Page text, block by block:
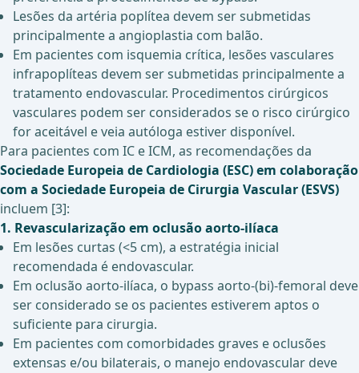
Lesões da artéria poplítea devem ser submetidas
principalmente a angioplastia com balão.
Em pacientes com isquemia crítica, lesões vasculares
infrapoplíteas devem ser submetidas principalmente a
tratamento endovascular. Procedimentos cirúrgicos
vasculares podem ser considerados se o risco cirúrgico
for aceitável e veia autóloga estiver disponível.
Para pacientes com IC e ICM, as recomendações da
Sociedade Europeia de Cardiologia (ESC) em colaboração
com a Sociedade Europeia de Cirurgia Vascular (ESVS)
incluem [3]:
1. Revascularização em oclusão aorto-ilíaca
Em lesões curtas (<5 cm), a estratégia inicial
recomendada é endovascular.
Em oclusão aorto-ilíaca, o bypass aorto-(bi)-femoral deve
ser considerado se os pacientes estiverem aptos o
suficiente para cirurgia.
Em pacientes com comorbidades graves e oclusões
extensas e/ou bilaterais, o manejo endovascular deve